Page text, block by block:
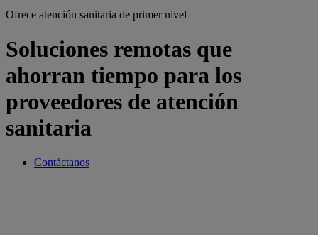
Ofrece atención sanitaria de primer nivel
Soluciones remotas que
ahorran tiempo para los
proveedores de atención
sanitaria
Contáctanos